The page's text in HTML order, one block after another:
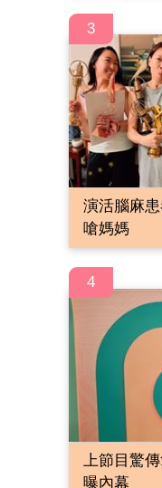
3
演活腦麻
嗆媽媽
4
上節目驚
曝內幕